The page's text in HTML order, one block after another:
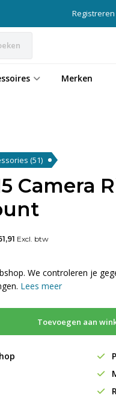
Registreren
Merken
(51)
Camera
Excl. btw
We controleren je
Lees meer
Toevoegen aan